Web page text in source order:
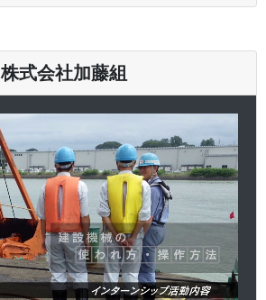
株式会社加藤組